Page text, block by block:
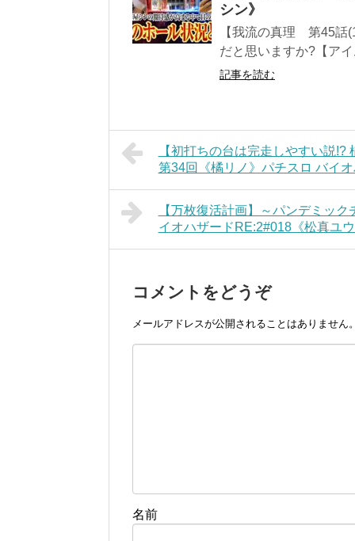
シン》
【我流の真理 第45話
だと思いますか?【ア
記事を読む
【初打ちの台は完走しやすい説
第34回《橘リノ》パチスロ バイ
【万枚復活計画】～パンデミッ
イオハザードRE:2#018《松真ユ
コメントをどうぞ
メールアドレスが公開されることはありません
名前